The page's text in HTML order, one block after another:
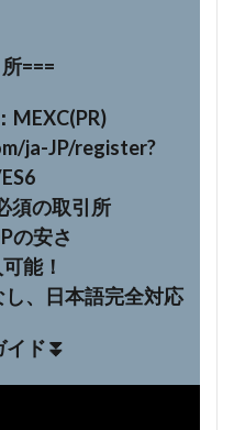
===
MEXC(PR)
ja-JP/register?
須の取引所
の安さ
能！
、日本語完全対応
ド⏬